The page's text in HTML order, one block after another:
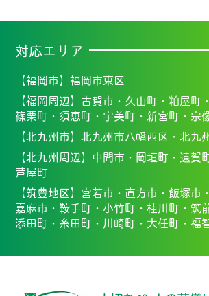
対応エリア
【福岡市】福岡市東区
【福岡周辺】 古賀市・ 久山町・粕屋町・
篠栗町・ 須恵町・ 宇美町・新宮町・ 宗
【北九州市】北九州市八幡西区・北九
【北九州周辺】 中間市・ 岡垣町・遠賀
芦屋町
【筑豊地区】 宮若市・ 直方市・飯塚市・
嘉麻市・鞍手町・ 小竹町・桂川町・ 筑
添田町・ 糸田町・ 川崎町・ 大任町・福